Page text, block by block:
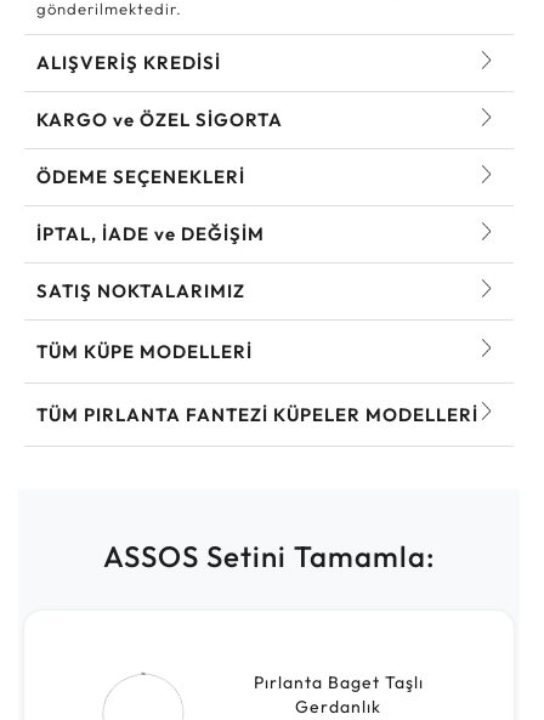
gönderilmektedir.
ALIŞVERİŞ KREDİSİ
KARGO ve ÖZEL SİGORTA
ÖDEME SEÇENEKLERİ
İPTAL, İADE ve DEĞİŞİM
SATIŞ NOKTALARIMIZ
TÜM KÜPE MODELLERI
TÜM PIRLANTA FANTEZI KÜPELER MODELLERI
ASSOS Setini Tamamla:
Pırlanta Baget Taşlı
Gerdanlık